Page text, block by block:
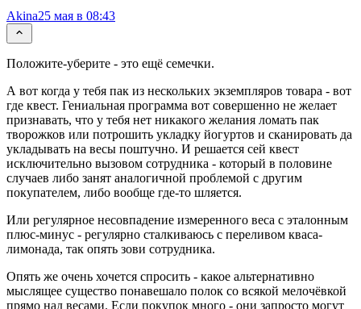
Akina25 мая в 08:43
Положите-уберите - это ещё семечки.
А вот когда у тебя пак из нескольких экземпляров товара - вот
где квест. Гениальная программа вот совершенно не желает
признавать, что у тебя нет никакого желания ломать пак
творожков или потрошить укладку йогуртов и сканировать да
укладывать на весы поштучно. И решается сей квест
исключительно вызовом сотрудника - который в половине
случаев либо занят аналогичной проблемой с другим
покупателем, либо вообще где-то шляется.
Или регулярное несовпадение измеренного веса с эталонным
плюс-минус - регулярно сталкиваюсь с переливом кваcа-
лимонада, так опять зови сотрудника.
Опять же очень хочется спросить - какое альтернативно
мыслящее существо понавешало полок со всякой мелочёвкой
прямо над весами. Если покупок много - они запросто могут